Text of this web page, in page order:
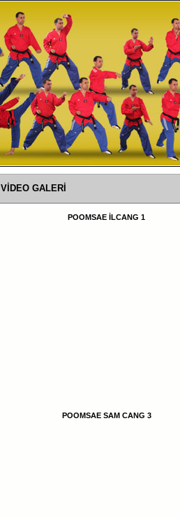
VİDEO GALERİ
POOMSAE İLCANG 1
POOMSAE SAM CANG 3